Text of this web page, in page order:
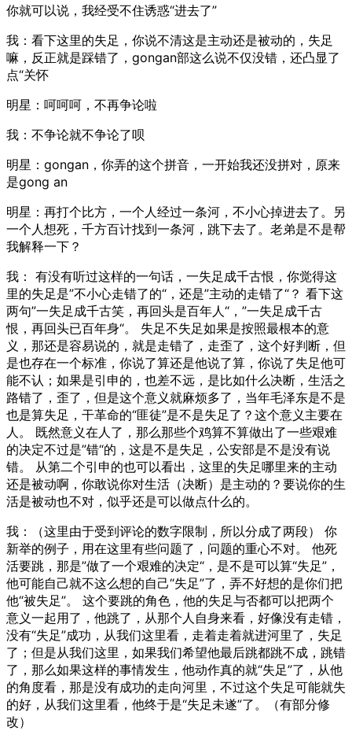
你就可以说，我经受不住诱惑“进去了”
我：看下这里的失足，你说不清这是主动还是被动的，失足
嘛，反正就是踩错了，gongan部这么说不仅没错，还凸显了
点“关怀
明星：呵呵呵，不再争论啦
我：不争论就不争论了呗
明星：gongan，你弄的这个拼音，一开始我还没拼对，原来
是gong an
明星：再打个比方，一个人经过一条河，不小心掉进去了。另
一个人想死，千方百计找到一条河，跳下去了。老弟是不是帮
我解释一下？
我： 有没有听过这样的一句话，一失足成千古恨，你觉得这
里的失足是”不小心走错了的“，还是”主动的走错了“？ 看下这
两句”一失足成千古笑，再回头是百年人“，”一失足成千古
恨，再回头已百年身“。 失足不失足如果是按照最根本的意
义，那还是容易说的，就是走错了，走歪了，这个好判断，但
是也存在一个标准，你说了算还是他说了算，你说了失足他可
能不认；如果是引申的，也差不远，是比如什么决断，生活之
路错了，歪了，但是这个意义就麻烦多了，当年毛泽东是不是
也是算失足，干革命的“匪徒”是不是失足了？这个意义主要在
人。 既然意义在人了，那么那些个鸡算不算做出了一些艰难
的决定不过是”错“的，这是不是失足，公安部是不是没有说
错。 从第二个引申的也可以看出，这里的失足哪里来的主动
还是被动啊，你敢说你对生活（决断）是主动的？要说你的生
活是被动也不对，似乎还是可以做点什么的。
我：（这里由于受到评论的数字限制，所以分成了两段） 你
新举的例子，用在这里有些问题了，问题的重心不对。 他死
活要跳，那是”做了一个艰难的决定“，是不是可以算“失足”，
他可能自己就不这么想的自己“失足”了，弄不好想的是你们把
他“被失足”。 这个要跳的角色，他的失足与否都可以把两个
意义一起用了，他跳了，从那个人自身来看，好像没有走错，
没有“失足”成功，从我们这里看，走着走着就进河里了，失足
了；但是从我们这里，如果我们希望他最后跳都跳不成，跳错
了，那么如果这样的事情发生，他动作真的就“失足”了，从他
的角度看，那是没有成功的走向河里，不过这个失足可能就失
的好，从我们这里看，他终于是“失足未遂”了。（有部分修
改）